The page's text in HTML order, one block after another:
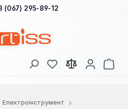
вмісту
(067) 295-89-12
У вас є 0 у списку
Електроінструмент